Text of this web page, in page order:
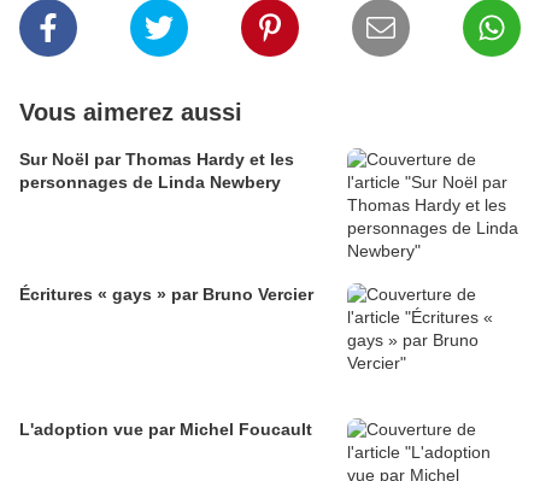
Vous aimerez aussi
Sur Noël par Thomas Hardy et les
personnages de Linda Newbery
Écritures « gays » par Bruno Vercier
L'adoption vue par Michel Foucault